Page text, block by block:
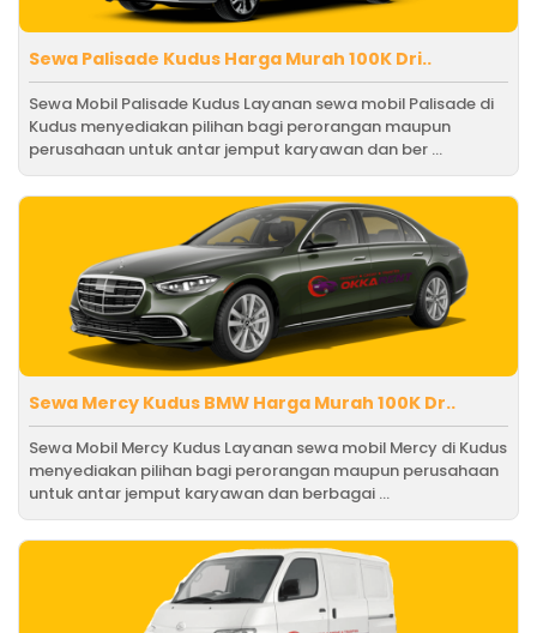
Sewa Palisade Kudus Harga Murah 100K Dri..
Sewa Mobil Palisade Kudus Layanan sewa mobil Palisade di
Kudus menyediakan pilihan bagi perorangan maupun
perusahaan untuk antar jemput karyawan dan ber ...
Sewa Mercy Kudus BMW Harga Murah 100K Dr..
Sewa Mobil Mercy Kudus Layanan sewa mobil Mercy di Kudus
menyediakan pilihan bagi perorangan maupun perusahaan
untuk antar jemput karyawan dan berbagai ...